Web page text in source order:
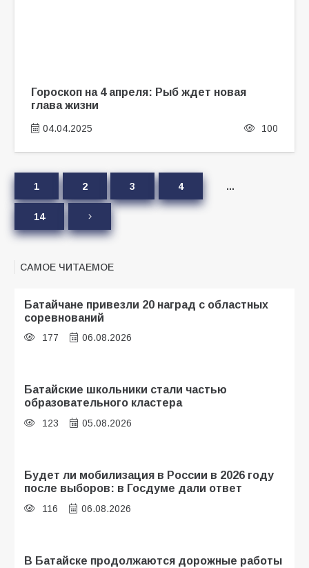
Гороскоп на 4 апреля: Рыб ждет новая
глава жизни
04.04.2025 100
1 2 3 4 …
14
САМОЕ ЧИТАЕМОЕ
Батайчане привезли 20 наград с областных
соревнований
177 06.08.2026
Батайские школьники стали частью
образовательного кластера
123 05.08.2026
Будет ли мобилизация в России в 2026 году
после выборов: в Госдуме дали ответ
116 06.08.2026
В Батайске продолжаются дорожные работы